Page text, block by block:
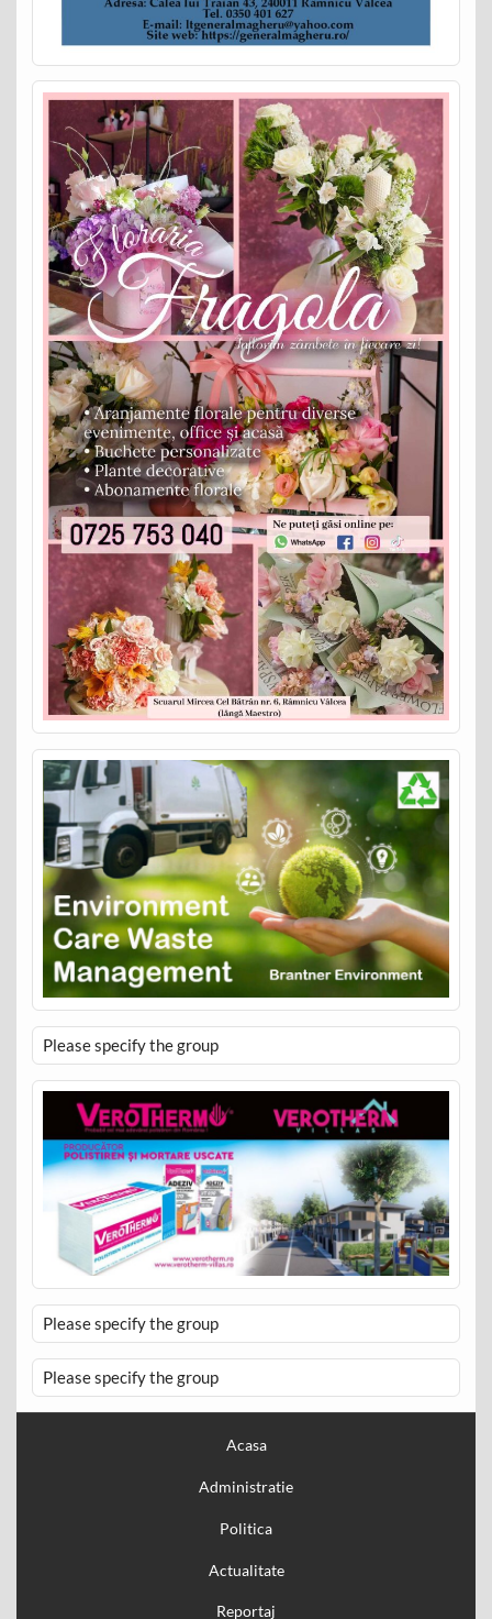
Please specify the group
Please specify the group
Please specify the group
Acasa
Administratie
Politica
Actualitate
Reportaj